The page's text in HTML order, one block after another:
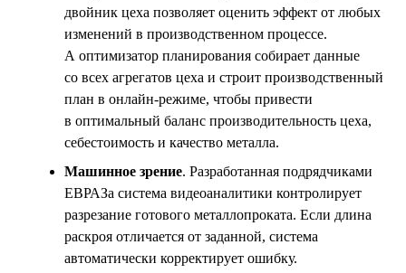
двойник цеха позволяет оценить эффект от любых
изменений в производственном процессе.
А оптимизатор планирования собирает данные
со всех агрегатов цеха и строит производственный
план в онлайн-режиме, чтобы привести
в оптимальный баланс производительность цеха,
себестоимость и качество металла.
Машинное зрение. Разработанная подрядчиками
ЕВРАЗа система видеоаналитики контролирует
разрезание готового металлопроката. Если длина
раскроя отличается от заданной, система
автоматически корректирует ошибку.